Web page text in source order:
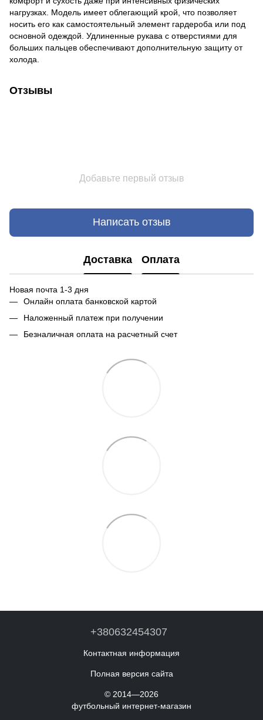
нагрузках. Модель имеет облегающий крой, что позволяет
носить его как самостоятельный элемент гардероба или под
основной одеждой. Удлиненные рукава с отверстиями для
больших пальцев обеспечивают дополнительную защиту от
холода.
Отзывы
Добавьте первый отзыв
Написать отзыв
Доставка Оплата
Новая почта 1-3 дня
Онлайн оплата банковской картой
Наложенный платеж при получении
Безналичная оплата на расчетный счет
+380632454307
Контактная информация
Полная версия сайта
© 2014—2026
футбольный интернет-магазин